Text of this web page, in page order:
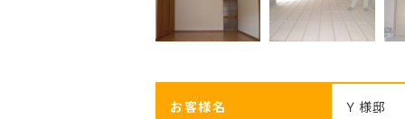
お客様名 Ｙ様邸